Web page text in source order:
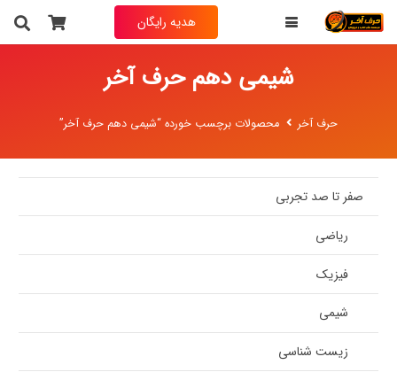
هدیه رایگان
شیمی دهم حرف آخر
حرف آخر محصولات برچسب خورده “شیمی دهم حرف آخر”
صفر تا صد تجربی
ریاضی
فیزیک
شیمی
زیست شناسی